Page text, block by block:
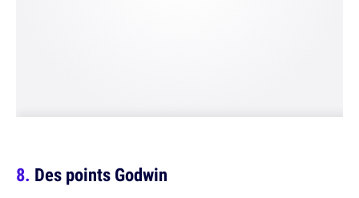
Des points Godwin